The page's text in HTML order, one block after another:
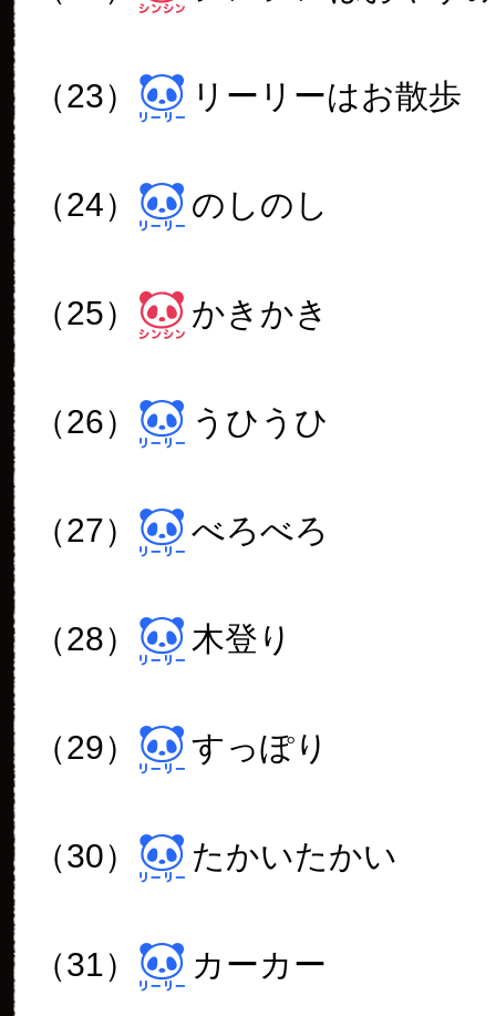
（23） リーリーはお散歩
（24） のしのし
（25） かきかき
（26） うひうひ
（27） べろべろ
（28） 木登り
（29） すっぽり
（30） たかいたかい
（31） カーカー